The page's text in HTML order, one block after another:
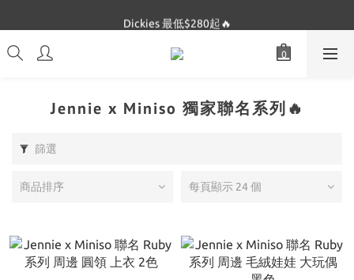
Dickies 最低$280起🔥
Jennie x Miniso 獨家聯名系列🔥
篩選
商品排序 每頁顯示 24 個